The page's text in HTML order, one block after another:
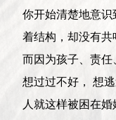
你开始清楚地意
着结构，却没有共
而因为孩子、责任
想过过不好， 想逃
人就这样被困在婚